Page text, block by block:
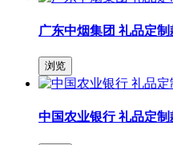
广东中烟集团 礼品定制
浏览
中国农业银行 礼品定制